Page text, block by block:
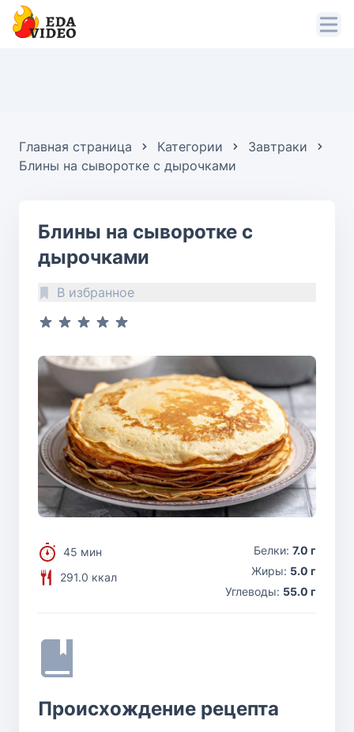
Главная страница Категории
Завтраки
Блины на сыворотке с дырочками
Блины на сыворотке с
дырочками
В избранное
45 мин
291.0 ккал
Белки: 7.0 г
Жиры: 5.0 г
Углеводы: 55.0 г
Происхождение рецепта